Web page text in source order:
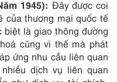
1945): Đây được coi
của thương mại quốc tế
là giao thông đường
cũng vì thế mà phát
ứng nhu cầu liên quan
dịch vụ liên quan